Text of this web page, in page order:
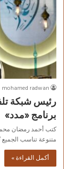
mohamed radwan
رئيس شبكة
برنامج «مدد»
كتب أحمد رمضان
متنوعة تناسب
أكمل القراءة »